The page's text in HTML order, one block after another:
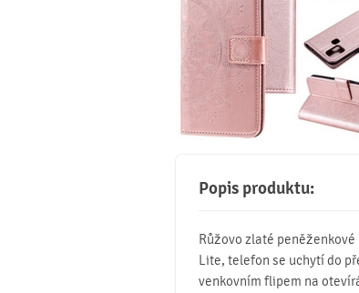
Popis produktu:
Růžovo zlaté
Lite, telefon se uchytí do
venkovním flipem na